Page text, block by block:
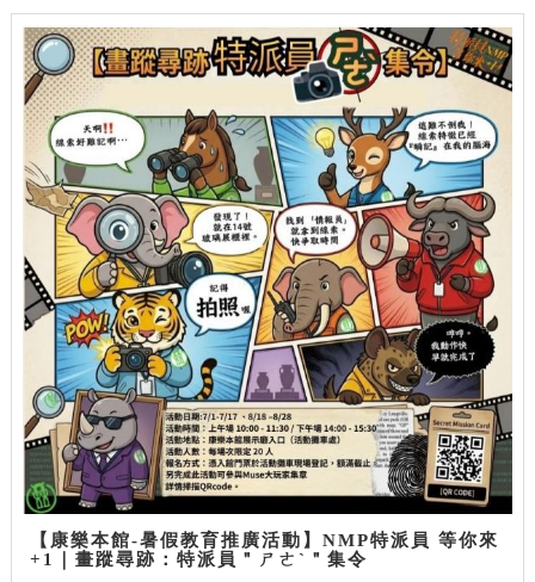
【康樂本館-暑假教育推廣活動】NMP特派員 等你來
+1｜畫蹤尋跡：特派員＂ㄕㄜˋ＂集令